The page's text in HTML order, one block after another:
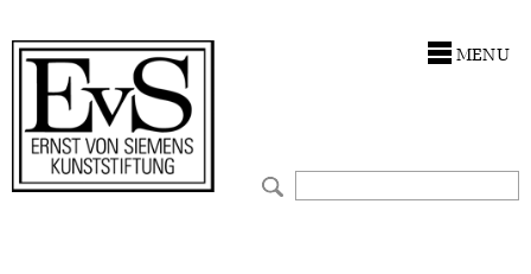
MENU
Förderphilosophie
Gremien
Ankauf
Restaurierungen